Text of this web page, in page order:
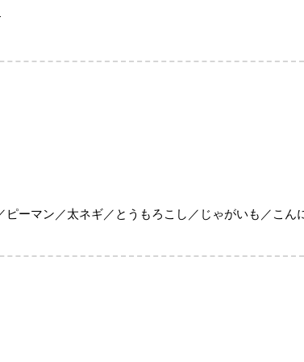
ーマン／太ネギ／とうもろこし／じゃがいも／こん